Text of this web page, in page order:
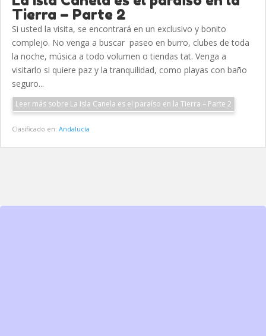
Tierra – Parte 2
Si usted la visita, se encontrará en un exclusivo y bonito
complejo. No venga a buscar paseo en burro, clubes de toda
la noche, música a todo volumen o tiendas tat. Venga a
visitarlo si quiere paz y la tranquilidad, como playas con baño
seguro...
Leer más sobre La Isla Canela es el paraíso en la Tierra – Parte 2
Clasificado en: Andalucía